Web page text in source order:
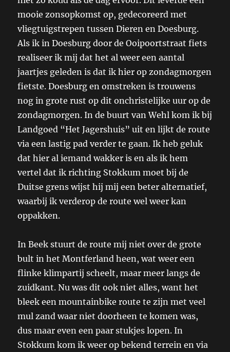
mooie zonsopkomst op, gedecoreerd met
vliegtuigstrepen tussen Dieren en Doesburg.
Als ik in Doesburg door de Ooipoortstraat fiets
realiseer ik mij dat het al weer een aantal
jaartjes geleden is dat ik hier op zondagmorgen
fietste. Doesburg en omstreken is trouwens
nog in grote rust op dit onchristelijke uur op de
zondagmorgen. In de buurt van Wehl kom ik bij
Landgoed “Het Jagershuis” uit en lijkt de route
via een lastig pad verder te gaan. Ik heb geluk
dat hier al iemand wakker is en als ik hem
vertel dat ik richting Stokkum moet bij de
Duitse grens wijst hij mij een beter alternatief,
waarbij ik verderop de route wel weer kan
oppakken.
In Beek stuurt de route mij niet over de grote
bult in het Montferland heen, wat weer een
flinke klimpartij scheelt, maar meer langs de
zuidkant. Nu was dit ook niet alles, want het
bleek een mountainbike route te zijn met veel
mul zand waar niet doorheen te komen was,
dus maar even een paar stukjes lopen. In
Stokkum kom ik weer op bekend terrein en via